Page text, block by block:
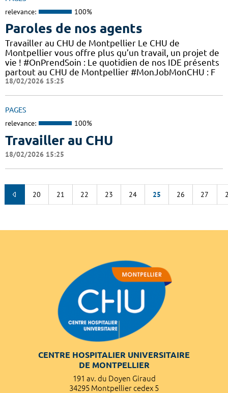
relevance: 100%
Paroles de nos agents
Travailler au CHU de Montpellier Le CHU de
Montpellier vous offre plus qu’un travail, un projet de
vie ! #OnPrendSoin : Le quotidien de nos IDE présents
partout au CHU de Montpellier #MonJobMonCHU : F
18/02/2026 15:25
PAGES
relevance: 100%
Travailler au CHU
18/02/2026 15:25
20 21 22 23 24 25 26 27
CENTRE HOSPITALIER UNIVERSITAIRE
DE MONTPELLIER
191 av. du Doyen Giraud
34295 Montpellier cedex 5